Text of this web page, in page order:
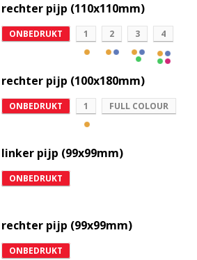
rechter pijp (110x110mm)
ONBEDRUKT 1 2 3 4
rechter pijp (100x180mm)
ONBEDRUKT 1 FULL COLOUR
linker pijp (99x99mm)
ONBEDRUKT
rechter pijp (99x99mm)
ONBEDRUKT